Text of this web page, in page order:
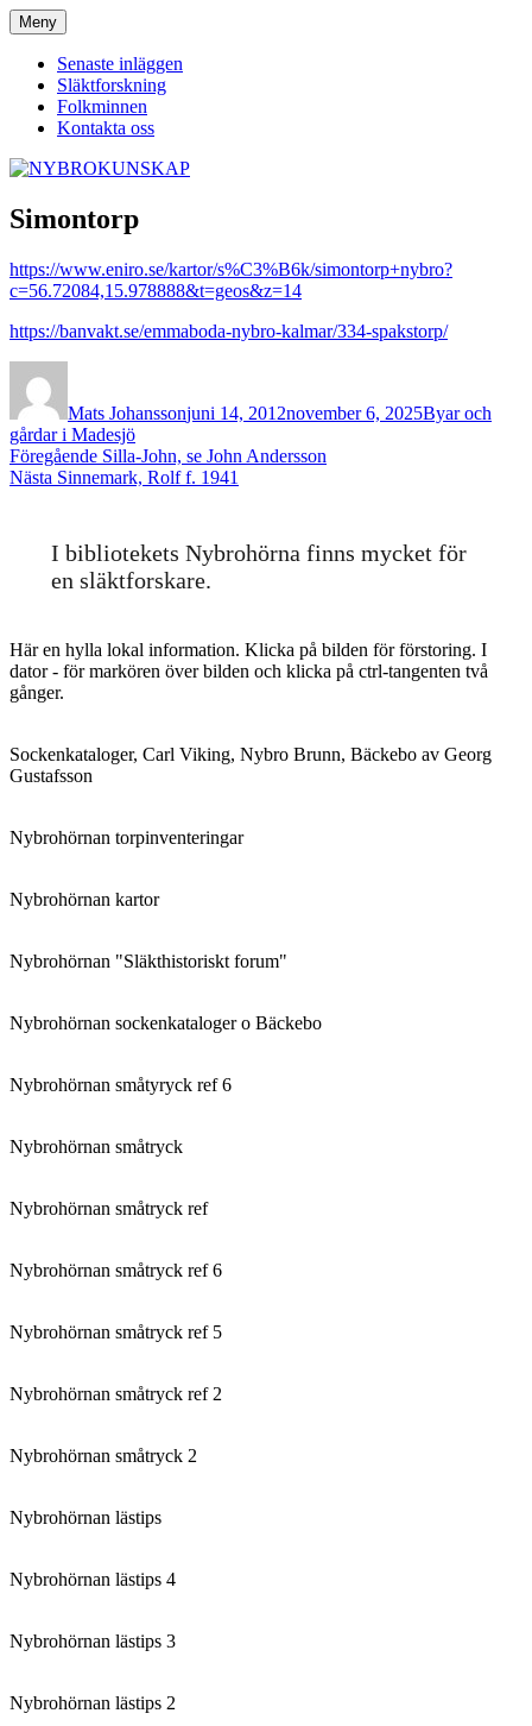
Hoppa
till
innehåll
NYBROKUNSKAP
Meny
Senaste inläggen
Släktforskning
Folkminnen
Kontakta oss
Simontorp
https://www.eniro.se/kartor/s%C3%B6k/simontorp+nybro?
c=56.72084,15.978888&t=geos&z=14
https://banvakt.se/emmaboda-nybro-kalmar/334-spakstorp/
Mats Johanssonjuni 14, 2012november 6, 2025Byar och
gårdar i Madesjö
Inläggsnavigering
Föregående Föregående
inlägg:
Silla-John, se John Andersson
Nästa Nästa
Sinnemark, Rolf f. 1941
I bibliotekets Nybrohörna finns mycket för
en släktforskare.
Här en hylla lokal information. Klicka på bilden för förstoring. I
dator - för markören över bilden och klicka på ctrl-tangenten två
gånger.
Sockenkataloger, Carl Viking, Nybro Brunn, Bäckebo av Georg
Gustafsson
Nybrohörnan torpinventeringar
Nybrohörnan kartor
Nybrohörnan "Släkthistoriskt forum"
Nybrohörnan sockenkataloger o Bäckebo
Nybrohörnan småtyryck ref 6
Nybrohörnan småtryck
Nybrohörnan småtryck ref
Nybrohörnan småtryck ref 6
Nybrohörnan småtryck ref 5
Nybrohörnan småtryck ref 2
Nybrohörnan småtryck 2
Nybrohörnan lästips
Nybrohörnan lästips 4
Nybrohörnan lästips 3
Nybrohörnan lästips 2